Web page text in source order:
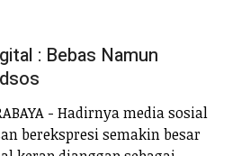
: Bebas Namun
- Hadirnya media sosial
berekspresi semakin besar